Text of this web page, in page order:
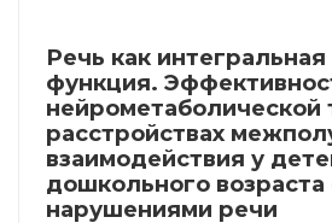
Речь как
функция.
нейрометаболической
расстройствах
взаимодействия у
дошкольного возраста
нарушениями речи